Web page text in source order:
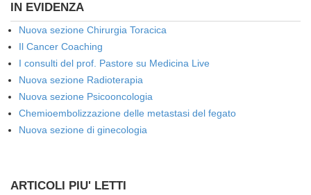
IN EVIDENZA
Nuova sezione Chirurgia Toracica
Il Cancer Coaching
I consulti del prof. Pastore su Medicina Live
Nuova sezione Radioterapia
Nuova sezione Psicooncologia
Chemioembolizzazione delle metastasi del fegato
Nuova sezione di ginecologia
ARTICOLI PIU' LETTI